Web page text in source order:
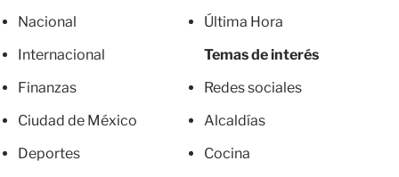
Nacional
Internacional
Finanzas
Ciudad de México
Deportes
Última Hora
Temas de interés
Redes sociales
Alcaldías
Cocina